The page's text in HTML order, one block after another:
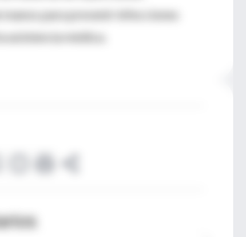
manos para prevenir infecciones
asistencia médica.